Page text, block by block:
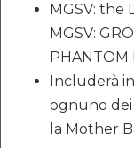
MGSV: the
MGSV:
PHANTOM
Includerà
ognuno dei
la Mother